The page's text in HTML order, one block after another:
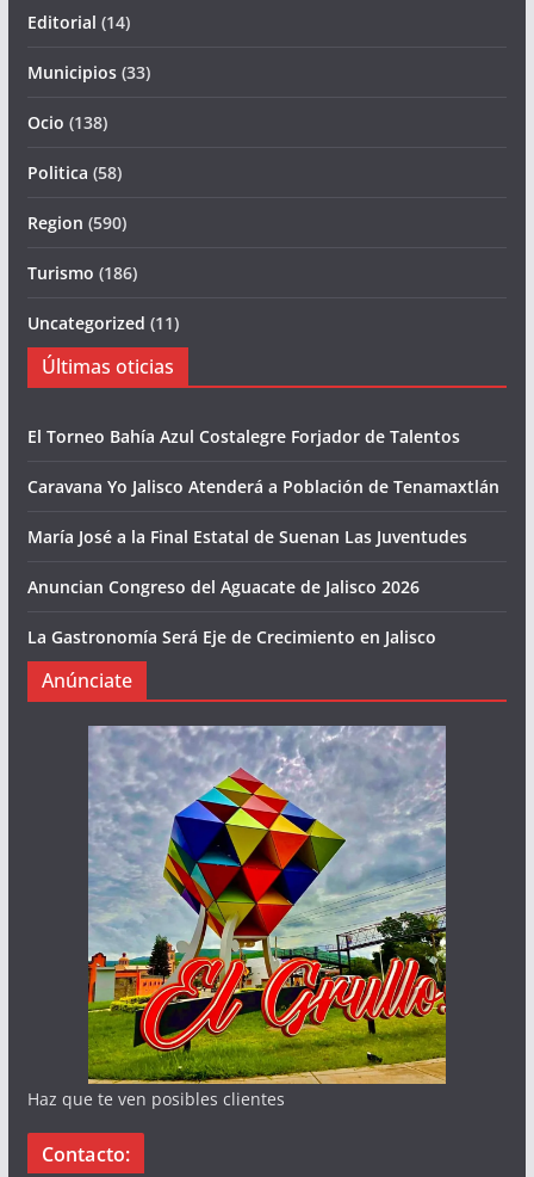
Editorial (14)
Municipios(33)
Ocio (138)
Politica (58)
Region (590)
Turismo (186)
Uncategorized (11)
Últimas oticias
El Torneo Bahía Azul Costalegre Forjador de Talentos
Caravana Yo Jalisco Atenderá a Población de Tenamaxtlán
María José a la Final Estatal de Suenan Las Juventudes
Anuncian Congreso del Aguacate de Jalisco 2026
La Gastronomía Será Eje de Crecimiento en Jalisco
Anúnciate
Haz que te ven posibles clientes
Contacto: